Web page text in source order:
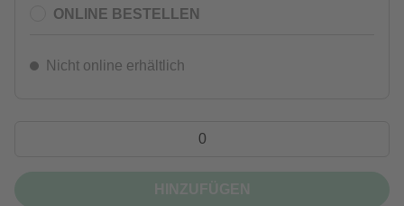
ONLINE BESTELLEN
Nicht online erhältlich